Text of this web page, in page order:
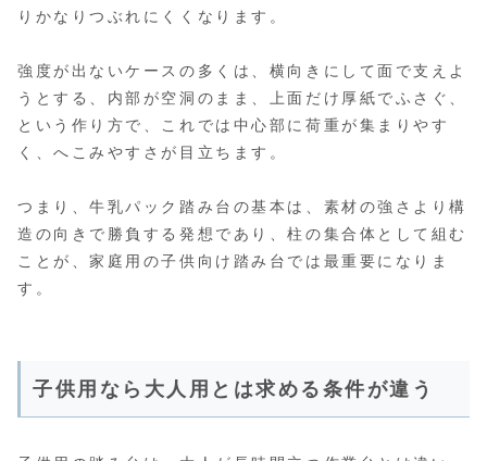
りかなりつぶれにくくなります。
強度が出ないケースの多くは、横向きにして面で支えよ
うとする、内部が空洞のまま、上面だけ厚紙でふさぐ、
という作り方で、これでは中心部に荷重が集まりやす
く、へこみやすさが目立ちます。
つまり、牛乳パック踏み台の基本は、素材の強さより構
造の向きで勝負する発想であり、柱の集合体として組む
ことが、家庭用の子供向け踏み台では最重要になりま
す。
子供用なら大人用とは求める条件が違う